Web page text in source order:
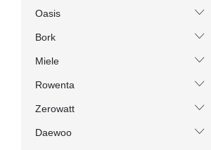
Oasis
Bork
Miele
Rowenta
Zerowatt
Daewoo